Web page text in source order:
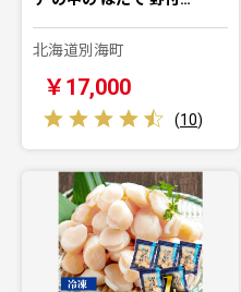
北海道別海町
￥17,000
(10)